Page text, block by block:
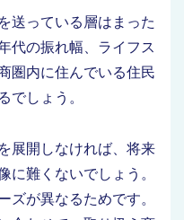
送っている層はまった
代の振れ幅、ライフス
圏内に住んでいる住民
でしょう。
展開しなければ、将来
に難くないでしょう。
ズが異なるためです。